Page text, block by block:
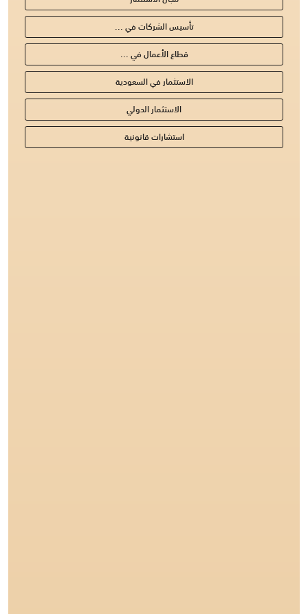
تأسيس الشركات في ...
قطاع الأعمال في ...
الاستثمار في السعودية
الاستثمار الدولي
استشارات قانونية